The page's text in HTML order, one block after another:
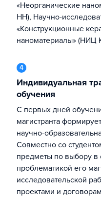
«Неорганические
НН), Научно-
«Конструкционные
наноматериалы» (НИЦ
4
Индивидуальная траектория
обучения
С первых дней обучения для каждого
магистранта
научно-
Совместно со
предметы по выбору в
проблематикой его
исследовательской
проектами и